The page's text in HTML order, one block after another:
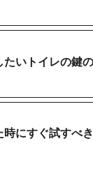
いトイレの鍵
にすぐ試すべ